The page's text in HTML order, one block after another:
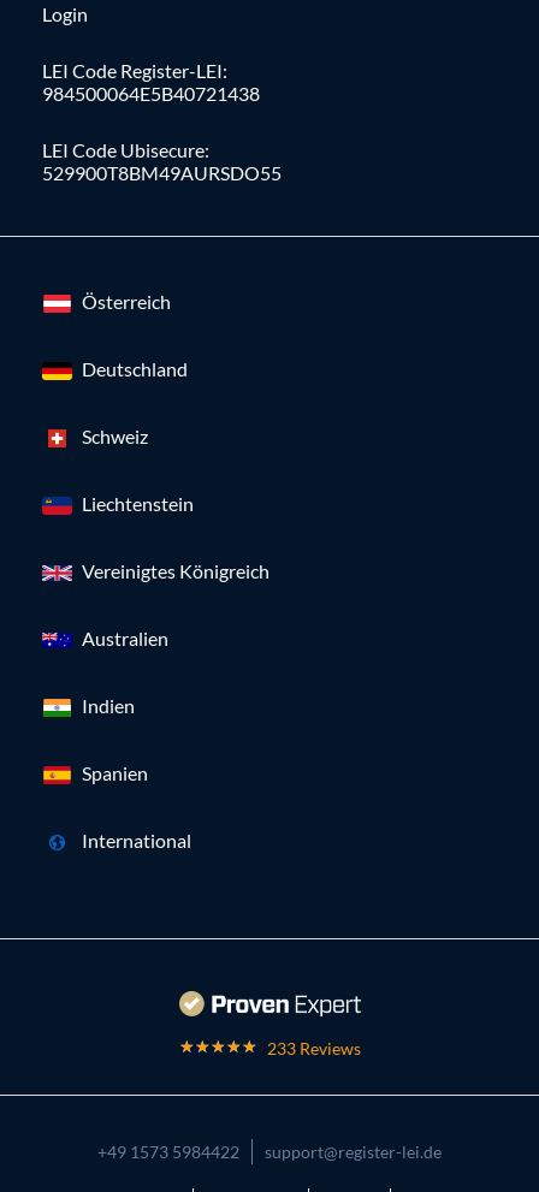
Login
LEI Code Register-LEI:
984500064E5B40721438
LEI Code Ubisecure:
529900T8BM49AURSDO55
Österreich
Deutschland
Schweiz
Liechtenstein
Vereinigtes Königreich
Australien
Indien
Spanien
International
233 Reviews
+49 1573 5984422 support@register-lei.de